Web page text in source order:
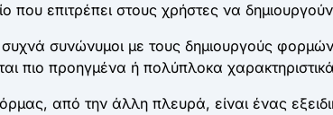
επιτρέπει στους χρήστες να
συνώνυμοι με τους δημιουργούς
πιο προηγμένα ή πολύπλοκα
από την άλλη πλευρά, είναι ένας